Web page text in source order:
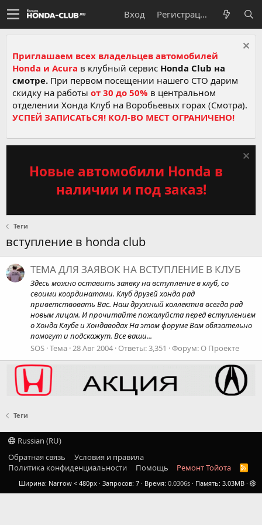
Вход Регистрация
Приглашаем всех владельцев автомобилей
Honda и Acura в клубный сервис Honda Club на
смотре. При первом посещении нашего СТО дарим
скидку на работы от 30 до 50% в центральном
отделении Хонда Клуб на Воробьевых горах (Смотра).
УСПЕЙ ЗАПИСАТЬСЯ! КОЛ-ВО МЕСТ ОГРАНИЧЕНО!
Новые автомобили Honda в
наличии и под заказ!
Теги
вступление в honda club
ТЕМА ДЛЯ ЗАЯВОК НА ВСТУПЛЕНИЕ В КЛУБ
Здесь можно оставить заявку на вступление в клуб, со
своими координатами. Клуб друзей хонда рад
приветствовать Вас. Наш дружный коллектив всегда рад
новым лицам. И прочитайте пожалуйста перед вступлением
о Хонда Клубе и Хондаводах На этом форуме Вам обязательно
помогут и подскажут. Все ваши...
SOS Тема 28 Авг 2004 Ответы: 3,351 Форум: О Проекте
Теги
Russian (RU)
Обратная связь
Условия и правила
Политика конфиденциальности
Помощь Ремонт Тойота
R
S
S
Ширина Запросов 7 Время 0.0306s Память 3.03MB